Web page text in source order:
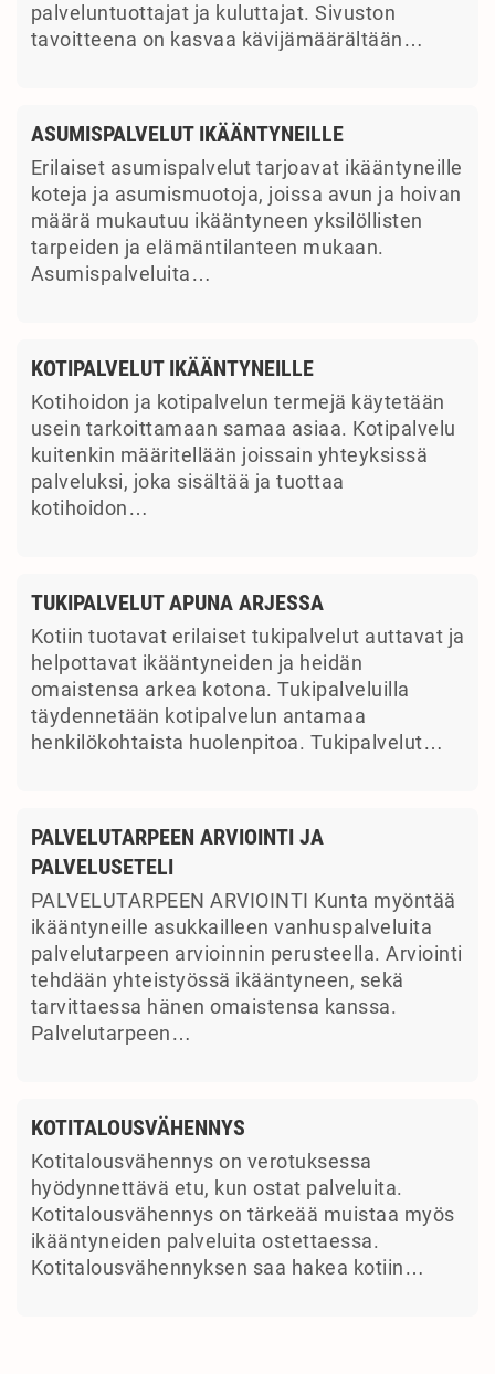
palveluntuottajat ja kuluttajat. Sivuston
tavoitteena on kasvaa kävijämäärältään…
ASUMISPALVELUT IKÄÄNTYNEILLE
Erilaiset asumispalvelut tarjoavat ikääntyneille
koteja ja asumismuotoja, joissa avun ja hoivan
määrä mukautuu ikääntyneen yksilöllisten
tarpeiden ja elämäntilanteen mukaan.
Asumispalveluita…
KOTIPALVELUT IKÄÄNTYNEILLE
Kotihoidon ja kotipalvelun termejä käytetään
usein tarkoittamaan samaa asiaa. Kotipalvelu
kuitenkin määritellään joissain yhteyksissä
palveluksi, joka sisältää ja tuottaa
kotihoidon…
TUKIPALVELUT APUNA ARJESSA
Kotiin tuotavat erilaiset tukipalvelut auttavat ja
helpottavat ikääntyneiden ja heidän
omaistensa arkea kotona. Tukipalveluilla
täydennetään kotipalvelun antamaa
henkilökohtaista huolenpitoa. Tukipalvelut…
PALVELUTARPEEN ARVIOINTI JA
PALVELUSETELI
PALVELUTARPEEN ARVIOINTI Kunta myöntää
ikääntyneille asukkailleen vanhuspalveluita
palvelutarpeen arvioinnin perusteella. Arviointi
tehdään yhteistyössä ikääntyneen, sekä
tarvittaessa hänen omaistensa kanssa.
Palvelutarpeen…
KOTITALOUSVÄHENNYS
Kotitalousvähennys on verotuksessa
hyödynnettävä etu, kun ostat palveluita.
Kotitalousvähennys on tärkeää muistaa myös
ikääntyneiden palveluita ostettaessa.
Kotitalousvähennyksen saa hakea kotiin…